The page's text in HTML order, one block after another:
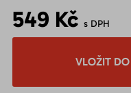
549 Kč s DPH
VLOŽIT